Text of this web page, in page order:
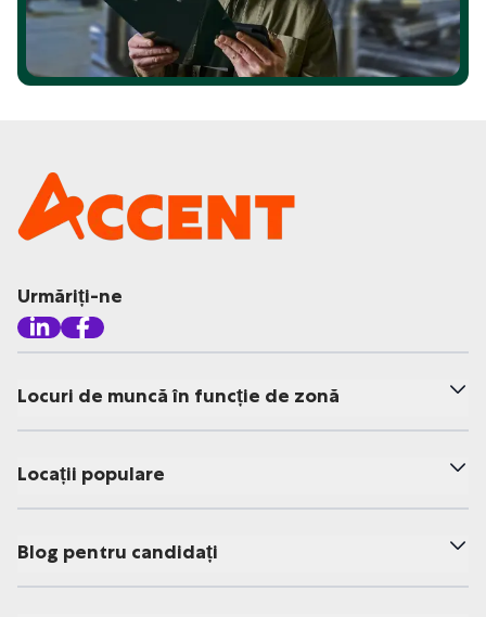
Urmăriți-ne
Locuri de muncă în funcție de zonă
Locații populare
Blog pentru candidați